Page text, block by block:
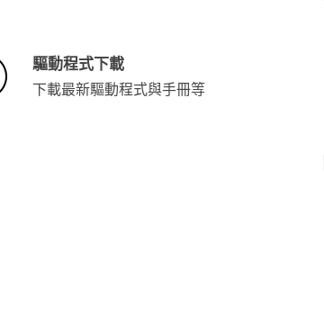
驅動程式下載
下載最新驅動程式與手冊等